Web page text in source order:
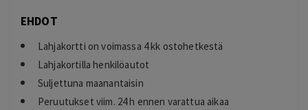
EHDOT
Lahjakortti on voimassa 4 kk ostohetkestä
Lahjakortilla henkilöautot
Suljettuna maanantaisin
Peruutukset viim. 24 h ennen varattua aikaa